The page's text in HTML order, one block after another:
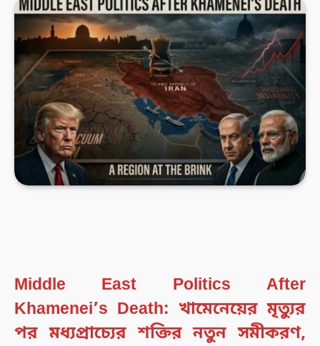
Middle East Politics After
Khamenei’s Death: খামেনেয়ের মৃত্যুর
পর মধ্যপ্রাচ্যের শক্তির নতুন সমীকরণ,